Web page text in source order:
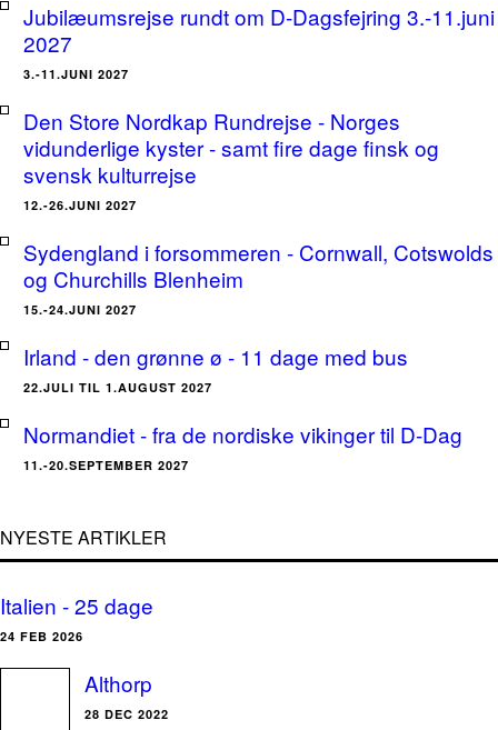
Jubilæumsrejse rundt om D-Dagsfejring 3.-11.juni
2027
3.-11.JUNI 2027
Den Store Nordkap Rundrejse - Norges
vidunderlige kyster - samt fire dage finsk og
svensk kulturrejse
12.-26.JUNI 2027
Sydengland i forsommeren - Cornwall, Cotswolds
og Churchills Blenheim
15.-24.JUNI 2027
Irland - den grønne ø - 11 dage med bus
22.JULI TIL 1.AUGUST 2027
Normandiet - fra de nordiske vikinger til D-Dag
11.-20.SEPTEMBER 2027
NYESTE ARTIKLER
Italien - 25 dage
24 FEB 2026
Althorp
28 DEC 2022